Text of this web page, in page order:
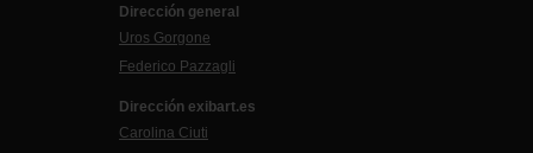
Dirección general
Uros Gorgone
Federico Pazzagli
Dirección exibart.es
Carolina Ciuti